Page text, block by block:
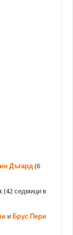
Дъгард (6
(42 седмици в
и Брус Пери